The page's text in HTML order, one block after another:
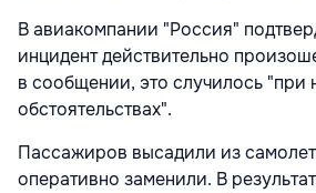
В авиакомпании "Россия"
инцидент действительно
в сообщении, это случилось "при
обстоятельствах".
Пассажиров высадили из
оперативно заменили. В